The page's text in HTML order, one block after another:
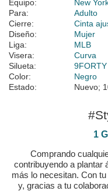
Equipo:
New
Para:
Adulto
Cierre:
Cinta
Diseño:
Mujer
Liga:
MLB
Visera:
Curva
Silueta:
9FORTY
Color:
Negro
Estado:
Nuevo;
1
Comprando
contribuyendo a plantar
más lo necesitan. Con
y, gracias a tu